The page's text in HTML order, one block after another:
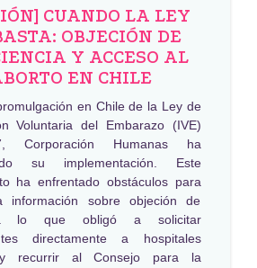
CUANDO LA LEY
OBJECIÓN DE
Y ACCESO AL
EN CHILE
en Chile de la Ley de
Voluntaria del Embarazo (IVE)
Corporación Humanas ha
su implementación. Este
ha enfrentado obstáculos para
información sobre objeción de
lo que obligó a solicitar
directamente a hospitales
recurrir al Consejo para la